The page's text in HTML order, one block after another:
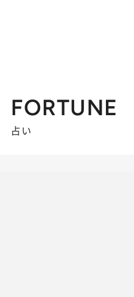
FORTUNE
占い